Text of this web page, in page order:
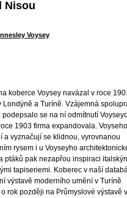
Nisou
Voysey
koberce Voysey navázal v roce
a Turíně. Vzájemná
se na ní odmítnutí
1903 firma expandovala. Voyseho
a vyznačují se klidnou, vyrovnanou
rysem i u Voyseyho
ptáků pak nezapřou inspiraci
tapiseriemi. Koberec v naší
výstavě moderního umění v Turíně
rok později na Průmyslové výstavě